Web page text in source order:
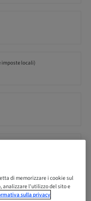
imposte locali)
di memorizzare i cookie sul
analizzare l'utilizzo del sito e
sulla privacy